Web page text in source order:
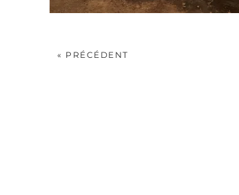
« PRÉCÉDENT